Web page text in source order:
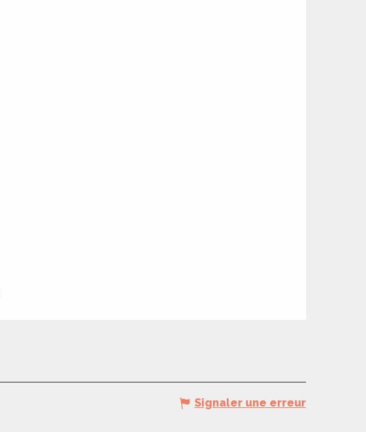
Signaler une erreur